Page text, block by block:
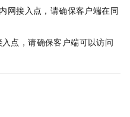
内网接入点，请确保客户端在同
点，请确保客户端可以访问